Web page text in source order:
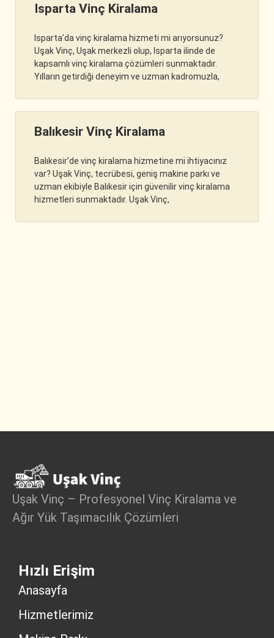
Isparta Vinç Kiralama
Isparta’da vinç kiralama hizmeti mi arıyorsunuz?
Uşak Vinç, Uşak merkezli olup, Isparta ilinde de
kapsamlı vinç kiralama çözümleri sunmaktadır.
Yılların getirdiği deneyim ve uzman kadromuzla,
Balıkesir Vinç Kiralama
Balıkesir’de vinç kiralama hizmetine mi ihtiyacınız
var? Uşak Vinç, tecrübesi, geniş makine parkı ve
uzman ekibiyle Balıkesir için güvenilir vinç kiralama
hizmetleri sunmaktadır. Uşak Vinç,
Uşak Vinç – Profesyonel Vinç Kiralama ve
Ağır Yük Taşımacılık Çözümleri
Hızlı Erişim
Anasayfa
Hizmetlerimiz